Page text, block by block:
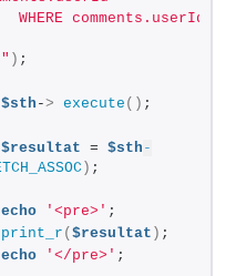
WHERE comments.userId IS
) ;
$sth -> execute () ;
$resultat = $sth -
) ;
echo '<pre>' ;
print_r ($resultat ) ;
echo
'</pre>' ;